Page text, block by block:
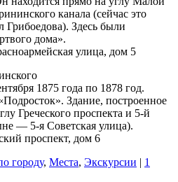
канала (сейчас это
Грибоедова). Здесь были
дома».
улица, дом 5
1875 года по 1878 год.
Здание, построенное
Греческого проспекта и 5-й
— 5-я Советская улица).
проспект, дом 6
городу, Места, Экскурсии | 1